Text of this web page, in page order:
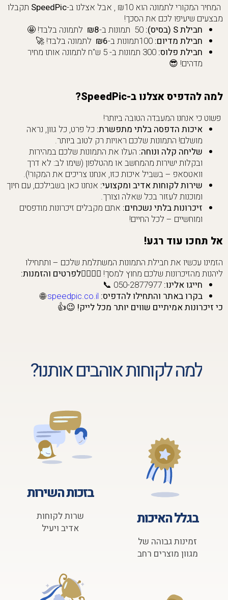
המחיר המקורי לתמונה הוא ₪10 , אבל אצלנו ב- SpeedPic תקבלו
מבצעים שיעיפו לכם את הסכך!
חבילת S (בסיס):
₪8 לתמונה בלבד! 🤩
חבילת מדיום:
₪6 לתמונה בלבד! 🚀
חבילת פלוס:
300 תמונות ב- 5 ש"ח לתמונה אותו מחיר
מדהים! 😎
למה להדפיס אצלנו ב-SpeedPic?
פשוט כי אנחנו המעבדה הטובה ביותר!
איכות הדפסה בלתי מתפשרת: כל פרט, כל גוון, נראה
מושלם! התמונות שלכם ראויות רק לטוב ביותר.
שליחה קלה ונוחה: העלו את התמונות שלכם במהירות
ובקלות ישירות מהמחשב או מהטלפון (שימו לב: לא דרך
וואטסאפ – בשביל איכות כזו, אנחנו צריכים את המקור!).
שירות לקוחות אדיב ומקצועי: אנחנו כאן בשבילכם, עם חיוך
ומוכנות לעזור בכל שאלה וצורך.
זיכרונות בלתי נשכחים: אתם מקבלים זיכרונות מודפסים
ומוחשיים – לכל החיים!
אל תחכו עוד רגע!
הזמינו עכשיו את חבילת התמונות המשתלמת שלכם – ותתחילו
ליהנות מהזיכרונות שלכם מחוץ למסך! 🏃‍♀️🏃‍♂️לפרטים והזמנות:
חייגו אלינו:
בקרו באתר והתחילו להדפיס: speedpic.co.il
🌐
כי זיכרונות אמיתיים שווים יותר מכל לייק! 😉👍
למה לקוחות אוהבים אותנו?
בגלל האיכות
זמינות גבוהה של
מגוון מוצרים רחב
בזכות השירות
שרות לקוחות
אדיב ויעיל